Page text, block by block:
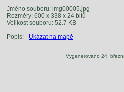
Jméno souboru: img00005.jpg
Rozměry: 600 x 338 x 24 bitů
Velikost souboru: 52.7 KB
Popis: - Ukázat na mapě
Vygenerováno 24.